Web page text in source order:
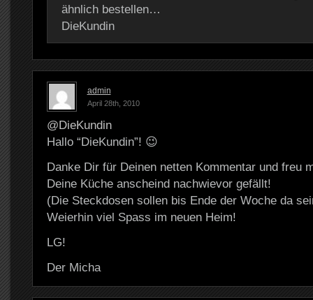
ähnlich bestellen…
DieKundin
admin
April 28th, 2010
@DieKundin
Hallo “DieKundin”! 😉
Danke Dir für Deinen netten Kommentar und freu
Deine Küche anscheind nachwievor gefällt!
(Die Steckdosen sollen bis Ende der Woche da
Weierhin viel Spass im neuen Heim!
LG!
Der Micha